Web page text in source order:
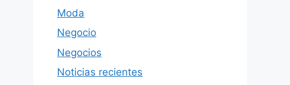
Moda
Negocio
Negocios
Noticias recientes